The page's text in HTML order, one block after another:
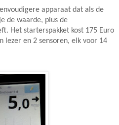
apparaat dat als de
de waarde, plus de
Het starterspakket kost 175 Euro
lezer en 2 sensoren, elk voor 14